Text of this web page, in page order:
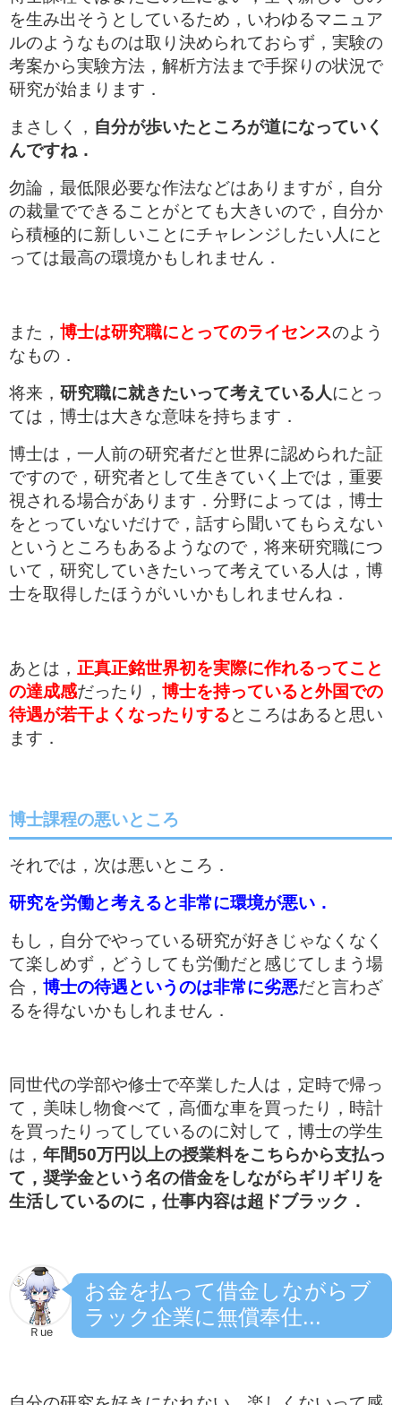
を生み出そうとしているため，いわゆるマニュア
ルのようなものは取り決められておらず，実験の
考案から実験方法，解析方法まで手探りの状況で
研究が始まります．
まさしく， 自分が歩いたところが道になっていく
んですね．
勿論，最低限必要な作法などはありますが，自分
の裁量でできることがとても大きいので，自分か
ら積極的に新しいことにチャレンジしたい人にと
っては最高の環境かもしれません．
また， 博士は研究職にとってのライセンスのよう
なもの．
将来， 研究職に就きたいって考えている人 にとっ
ては，博士は大きな意味を持ちます．
博士は，一人前の研究者だと世界に認められた証
ですので，研究者として生きていく上では，重要
視される場合があります．分野によっては，博士
をとっていないだけで，話すら聞いてもらえない
というところもあるようなので，将来研究職につ
いて，研究していきたいって考えている人は，博
士を取得したほうがいいかもしれませんね．
あとは， 正真正銘世界初を実際に作れるってこと
の達成感だったり， 博士を持っていると外国での
待遇が若干よくなったりする ところはあると思い
ます．
博士課程の悪いところ
それでは，次は悪いところ．
研究を労働と考えると非常に環境が悪い．
もし，自分でやっている研究が好きじゃなくなく
て楽しめず，どうしても労働だと感じてしまう場
合， 博士の待遇というのは非常に劣悪だと言わざ
るを得ないかもしれません．
同世代の学部や修士で卒業した人は，定時で帰っ
て，美味し物食べて，高価な車を買ったり，時計
を買ったりってしているのに対して，博士の学生
は， 年間50万円以上の授業料をこちらから支払っ
て，奨学金という名の借金をしながらギリギリを
生活しているのに，仕事内容は超ドブラック．
Ｒue
お金を払って借金しながらブ
ラック企業に無償奉仕...